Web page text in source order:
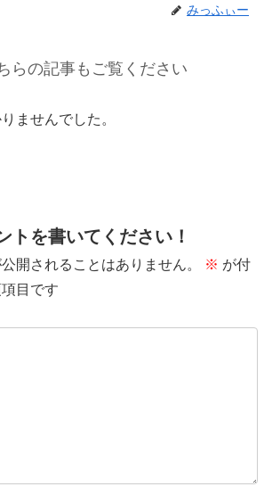
みっふぃー
らの記事もご覧ください
ませんでした。
トを書いてください！
開されることはありません。 ※ が付
目です